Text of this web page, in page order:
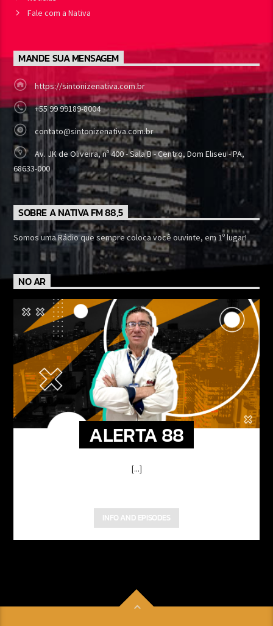
Fale com a Nativa
MANDE SUA MENSAGEM
https://sintonizenativa.com.br
+55 99 99189-8004
contato@sintonizenativa.com.br
Av. JK de Oliveira, nº 400 - Sala B - Centro, Dom Eliseu - PA,
68633-000
SOBRE A NATIVA FM 88,5
Somos uma Rádio que sempre coloca você ouvinte, em 1º lugar!
NO AR
ALERTA 88
[...]
INFO AND EPISODES